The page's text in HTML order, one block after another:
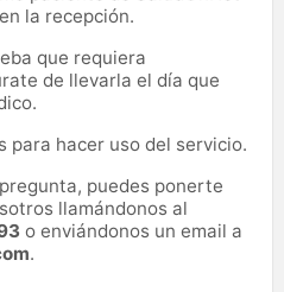
la recepción.
que requiera
de llevarla el día que
para hacer uso del servicio.
puedes ponerte
llamándonos al
o enviándonos un email a
.